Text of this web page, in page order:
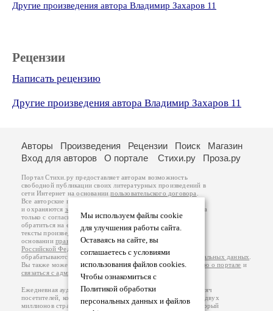
Другие произведения автора Владимир Захаров 11
Рецензии
Написать рецензию
Другие произведения автора Владимир Захаров 11
Мы используем файлы cookie
для улучшения работы сайта.
Оставаясь на сайте, вы
соглашаетесь с условиями
использования файлов cookies.
Чтобы ознакомиться с
Политикой обработки
персональных данных и файлов
Авторы Произведения Рецензии Поиск
Магазин
Вход для авторов
О портале Стихи.ру Проза.ру
Портал Стихи.ру предоставляет авторам возможность
свободной публикации своих литературных произведений в
сети Интернет на основаниипользовательского договора
Все авторские права на произведения принадлежат авторам
и охраняются законом
. Перепечатка произведений возможна
только с согласия его автора, к которому вы можете
обратиться на его авторской странице. Ответственность за
тексты произведений авторы несут самостоятельно на
основанииправил публикацииизаконодательства
Российской Федерации
обрабатываются на основанииПолитики обработки персональных данных
Вы также можете посмотреть более подробнуюинформацию о портале и
связаться с администрацией
Ежедневная аудитория портала Стихи.ру – порядка 200 тысяч
посетителей, которые в общей сумме просматривают более двух
миллионов страниц по данным счетчика посещаемости, который